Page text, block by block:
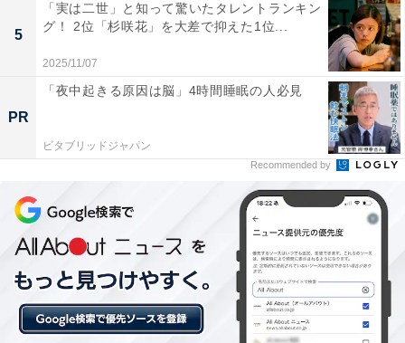
1位：吉沢亮／64票
5
「実は二世」と知って驚いたタレントランキン
グ！ 2位「杉咲花」を大差で抑えた1位...
2025/11/07
PR
「夜中起きる原因は脳」4時間睡眠の人必見
ビタブリッドジャパン
Recommended by